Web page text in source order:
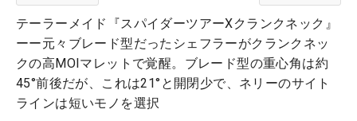
テーラーメイド『スパイダーツアーXクランクネック』
ーー元々ブレード型だったシェフラーがクランクネッ
クの高MOIマレットで覚醒。ブレード型の重心角は約
45°前後だが、これは21°と開閉少で、ネリーのサイト
ラインは短いモノを選択